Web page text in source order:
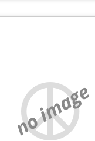
no image